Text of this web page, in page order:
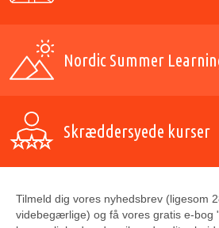
Nordic Summer
Skræddersyede kurser
Tilmeld dig vores nyhedsbrev (ligesom
videbegærlige) og få vores gratis e-bog